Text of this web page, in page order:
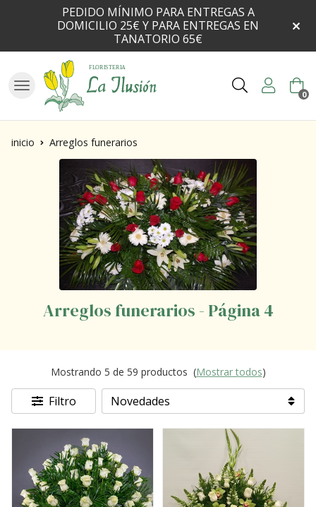
PEDIDO MÍNIMO PARA ENTREGAS A
DOMICILIO 25€ Y PARA ENTREGAS EN
TANATORIO 65€
Buscar 0
inicio Arreglos funerarios
Arreglos funerarios - Página 4
Mostrando 5 de 59 productos (Mostrar todos)
Filtro